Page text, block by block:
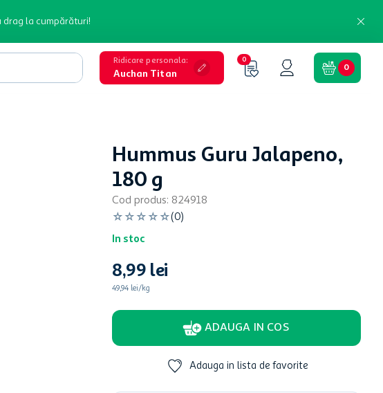
drag la cumpărături!
Ridicare personala:
Auchan Titan
0
0
Hummus Guru Jalapeno,
180 g
Cod produs: 824918
☆ ☆ ☆ ☆ ☆(0)
In stoc
8,99 lei
49,94 lei/kg
ADAUGA IN COS
Adauga in lista de favorite